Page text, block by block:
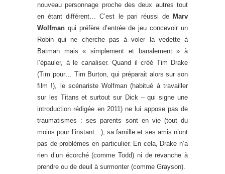
nouveau personnage proche des deux autres tout
en étant différent… C’est le pari réussi de Marv
Wolfman qui préfère d’entrée de jeu concevoir un
Robin qui ne cherche pas à voler la vedette à
Batman mais « simplement et banalement » à
l’épauler, à le canaliser. Quand il créé Tim Drake
(Tim pour… Tim Burton, qui préparait alors sur son
film !), le scénariste Wolfman (habitué à travailler
sur les Titans et surtout sur Dick – qui signe une
introduction rédigée en 2011) ne lui appose pas de
traumatismes : ses parents sont en vie (tout du
moins pour l’instant…), sa famille et ses amis n’ont
pas de problèmes en particulier. En cela, Drake n’a
rien d’un écorché (comme Todd) ni de revanche à
prendre ou de deuil à surmonter (comme Grayson).